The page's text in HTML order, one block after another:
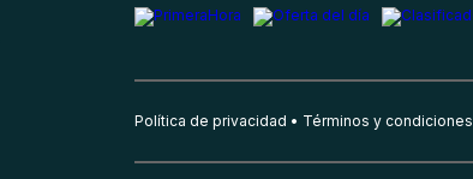
Política de privacidad Términos y condiciones